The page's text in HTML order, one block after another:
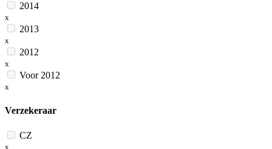
2014
x
2013
x
2012
x
Voor 2012
x
Verzekeraar
CZ
x